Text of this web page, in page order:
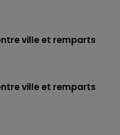
ville et remparts
ville et remparts